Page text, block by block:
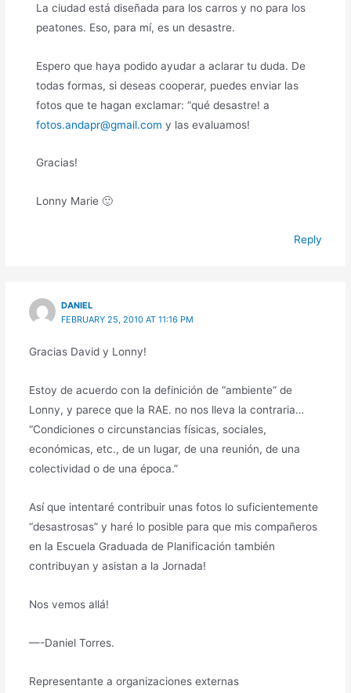
La ciudad está diseñada para los carros y no para los
peatones. Eso, para mí, es un desastre.
Espero que haya podido ayudar a aclarar tu duda. De
todas formas, si deseas cooperar, puedes enviar las
fotos que te hagan exclamar: “qué desastre! a
fotos.andapr@gmail.com y las evaluamos!
Gracias!
Lonny Marie 🙂
Reply
DANIEL
FEBRUARY 25, 2010 AT 11:16 PM
Gracias David y Lonny!
Estoy de acuerdo con la definición de “ambiente” de
Lonny, y parece que la RAE. no nos lleva la contraria…
“Condiciones o circunstancias físicas, sociales,
económicas, etc., de un lugar, de una reunión, de una
colectividad o de una época.”
Así que intentaré contribuir unas fotos lo suficientemente
“desastrosas” y haré lo posible para que mis compañeros
en la Escuela Graduada de Planificación también
contribuyan y asistan a la Jornada!
Nos vemos allá!
—-Daniel Torres.
Representante a organizaciones externas